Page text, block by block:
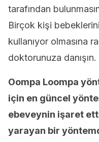
tarafından
Birçok kişi
kullanıyor olmasına
doktorunuza danışın.
Oompa Loompa
için en güncel
ebeveynin işaret
yarayan bir